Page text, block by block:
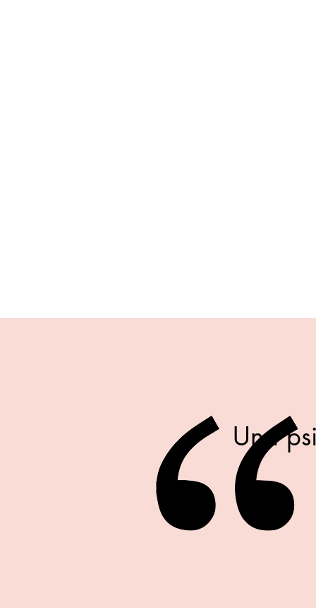
Una